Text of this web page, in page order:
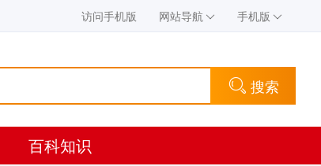
访问手机版 网站导航 手机版
搜索
百科知识